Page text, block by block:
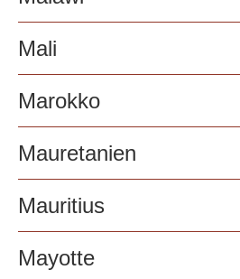
Mali
Marokko
Mauretanien
Mauritius
Mayotte